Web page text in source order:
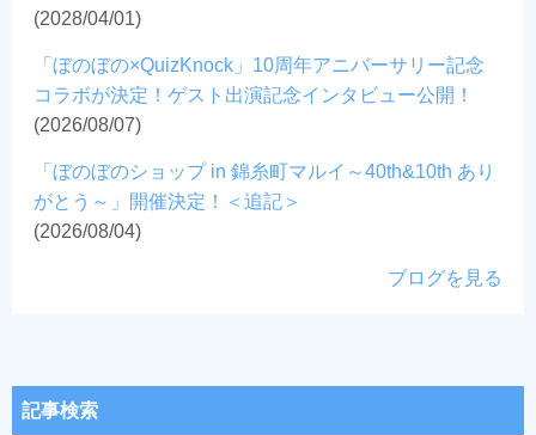
(2028/04/01)
「ぼのぼの×QuizKnock」10周年アニバーサリー記念
コラボが決定！ゲスト出演記念インタビュー公開！
(2026/08/07)
「ぼのぼのショップ in 錦糸町マルイ～40th&10th あり
がとう～」開催決定！＜追記＞
(2026/08/04)
ブログを見る
記事検索